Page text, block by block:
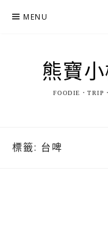
MENU
熊寶
FOODIE．TRIP
標籤: 台啤